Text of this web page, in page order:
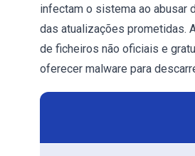
infectam o sistema ao abusar
das atualizações prometidas.
de ficheiros não oficiais e
oferecer malware para